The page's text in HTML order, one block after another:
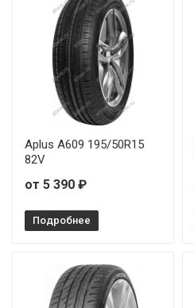
Aplus A609 195/50R15
82V
от 5 390 ₽
Подробнее